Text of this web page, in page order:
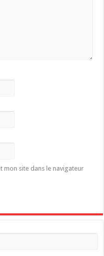
mon site dans le navigateur